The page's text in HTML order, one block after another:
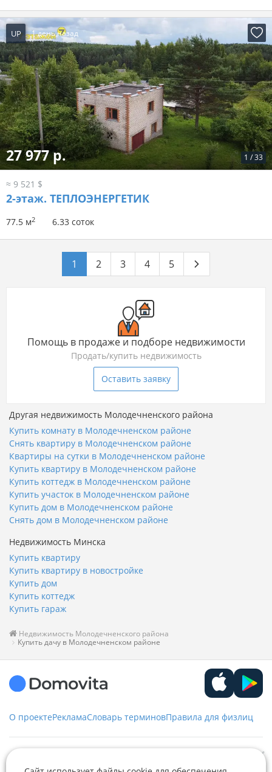
UP 1 день назад
1 /33
27 977 р.
≈ 9 521 $
2-этаж. ТЕПЛОЭНЕРГЕТИК
77.5 м2 6.33 соток
1 2 3 4 5
Помощь в продаже и подборе недвижимости
Продать/купить недвижимость
Оставить заявку
Другая недвижимость Молодечненского района
Купить комнату в Молодечненском районе
Снять квартиру в Молодечненском районе
Квартиры на сутки в Молодечненском районе
Купить квартиру в Молодечненском районе
Купить коттедж в Молодечненском районе
Купить участок в Молодечненском районе
Купить дом в Молодечненском районе
Снять дом в Молодечненском районе
Недвижимость Минска
Купить квартиру
Купить квартиру в новостройке
Купить дом
Купить коттедж
Купить гараж
Недвижимость Молодечненского района
Купить дачу в Молодечненском районе
О проектеРекламаСловарь терминовПравила для физлиц
Служба заботы